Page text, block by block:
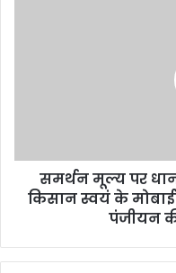
समर्थन मूल्य पर
किसान स्वयं के
पंजीयन